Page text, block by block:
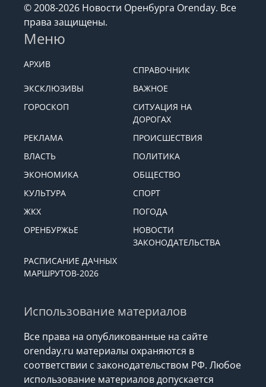
© 2008-2026 Новости Оренбурга Orenday. Все
права защищены.
Меню
АРХИВ
СПРАВОЧНИК
ЭКСКЛЮЗИВЫ
ВАЖНОЕ
ГОРОСКОП
СИТУАЦИЯ НА
ДОРОГАХ
РЕКЛАМА
ПРОИСШЕСТВИЯ
ВЛАСТЬ
ПОЛИТИКА
ЭКОНОМИКА
ОБЩЕСТВО
КУЛЬТУРА
СПОРТ
ЖКХ
ПОГОДА
ОРЕНБУРЖЬЕ
НОВОСТИ
ЗАКОНОДАТЕЛЬСТВА
РАСПИСАНИЕ ДАЧНЫХ
МАРШРУТОВ-2026
Использование материалов
Все права на опубликованные на сайте
orenday.ru материалы охраняются в
соответствии с законодательством РФ. Любое
использование материалов допускается